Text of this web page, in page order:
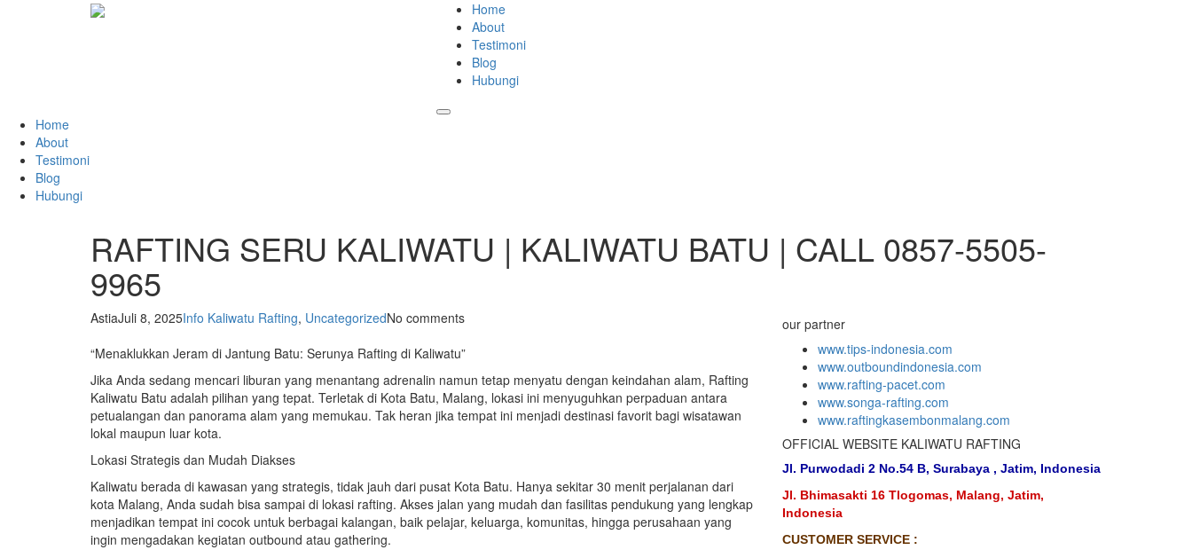
Home
About
Testimoni
Blog
Hubungi
Home
About
Testimoni
Blog
Hubungi
RAFTING SERU KALIWATU | KALIWATU BATU | CALL 0857-5505-
9965
AstiaJuli 8, 2025Info Kaliwatu Rafting, UncategorizedNo comments
“Menaklukkan Jeram di Jantung Batu: Serunya Rafting di Kaliwatu”
Jika Anda sedang mencari liburan yang menantang adrenalin namun tetap menyatu dengan keindahan alam, Rafting
Kaliwatu Batu adalah pilihan yang tepat. Terletak di Kota Batu, Malang, lokasi ini menyuguhkan perpaduan antara
petualangan dan panorama alam yang memukau. Tak heran jika tempat ini menjadi destinasi favorit bagi wisatawan
lokal maupun luar kota.
Lokasi Strategis dan Mudah Diakses
Kaliwatu berada di kawasan yang strategis, tidak jauh dari pusat Kota Batu. Hanya sekitar 30 menit perjalanan dari
kota Malang, Anda sudah bisa sampai di lokasi rafting. Akses jalan yang mudah dan fasilitas pendukung yang lengkap
menjadikan tempat ini cocok untuk berbagai kalangan, baik pelajar, keluarga, komunitas, hingga perusahaan yang
ingin mengadakan kegiatan outbound atau gathering.
our partner
www.tips-indonesia.com
www.outboundindonesia.com
www.rafting-pacet.com
www.songa-rafting.com
www.raftingkasembonmalang.com
OFFICIAL WEBSITE KALIWATU RAFTING
Jl. Purwodadi 2 No.54 B, Surabaya , Jatim, Indonesia
Jl. Bhimasakti 16 Tlogomas, Malang, Jatim,
Indonesia
CUSTOMER SERVICE :